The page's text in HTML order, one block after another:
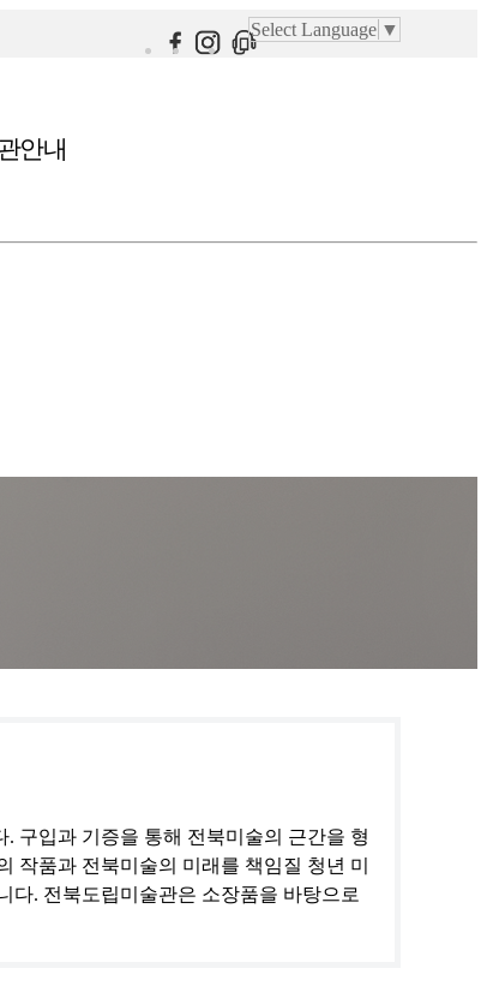
Select Language ▼
안내
구입과 기증을 통해 전북미술의 근간을 형
작품과 전북미술의 미래를 책임질 청년 미
다. 전북도립미술관은 소장품을 바탕으로